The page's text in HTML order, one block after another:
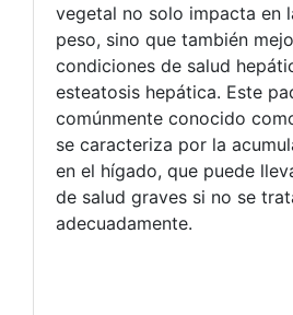
vegetal no solo impacta en
peso, sino que también
condiciones de salud
esteatosis hepática. Este
comúnmente conocido
se caracteriza por la
en el hígado, que puede
de salud graves si no se
adecuadamente.